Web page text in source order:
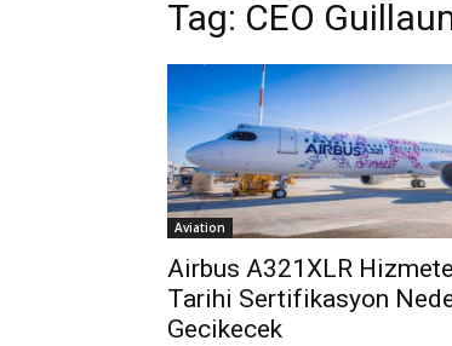
Tag: CEO
Aviation
Airbus A321XLR
Tarihi Sertifikasyon
Gecikecek